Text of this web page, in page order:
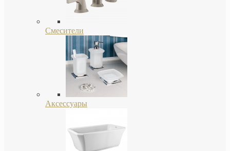
Смесители
Аксессуары